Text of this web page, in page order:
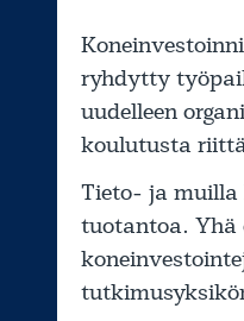
ryhdytty
uudelleen
koulutusta
Tieto- ja muilla
tuotantoa. Yhä